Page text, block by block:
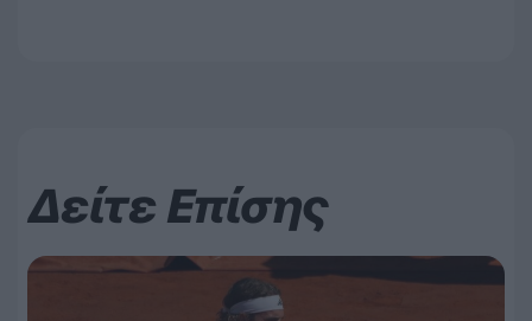
Δείτε Επίσης